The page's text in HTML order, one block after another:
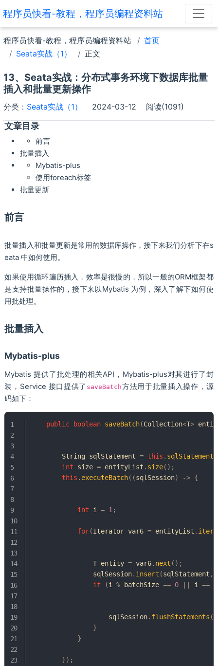
程序员快看-教程，程序员编程资料站
程序员快看-教程，程序员编程资料站
首页
Seata实战（1）
正文
13、Seata实战：分布式事务环境下数据库批量
插入和批量更新操作
分类： Seata实战（1） 2024-03-12 阅读(1091)
文章目录
前言
批量插入
Mybatis-plus
使用foreach标签
批量更新
前言
批量插入和批量更新是常用的数据库操作，接下来我们分析下在s
eata 中如何使用。
如果使用循环遍历插入，效率是很慢的，所以一般的ORM框架都
是支持批量操作的，接下来以Mybatis 为例，深入了解下如何使
用批处理。
批量插入
Mybatis-plus
Mybatis 提供了批处理的相关API，Mybatis-plus对其进行了封
装，Service 接口提供了 saveBatch方法用于批量插入操作，源
码如下：
public boolean saveBatch(Collection<T>
String sqlStatement = this . sqlStatement
int size = entityList . size( ) ;
this . executeBatch( (sqlSession) -> {
int i = 1 ;
for(Iterator var6 = entityList .
T entity = var6. next ( ) ;
                sqlSession
. insert (sqlStatement ,
if
(i % batchSize == 0 i ==
                    sqlSession
. flushStatements (
}
}
}) ;